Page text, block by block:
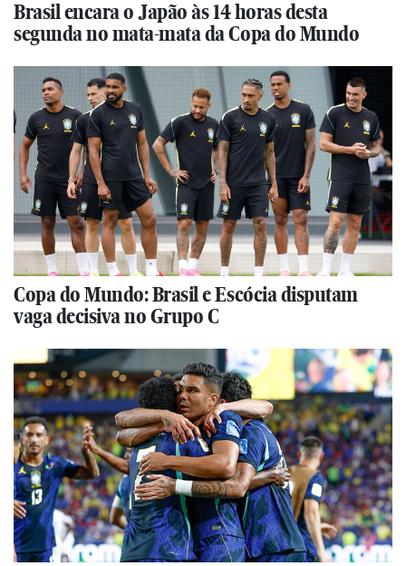
Brasil encara o Japão às 14 horas desta
segunda no mata-mata da Copa do Mundo
Copa do Mundo: Brasil e Escócia disputam
vaga decisiva no Grupo C